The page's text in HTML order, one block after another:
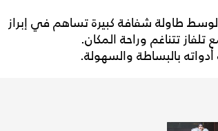
طاولة شفافة كبيرةتساهمفي إبراز
تلفاز تتناغم وراحة المكان.
أدواته بالبساطة والسهولة.